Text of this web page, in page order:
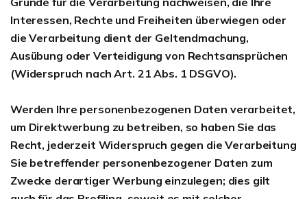
Interessen, Rechte und Freiheiten überwiegen oder
die Verarbeitung dient der Geltendmachung,
Ausübung oder Verteidigung von Rechtsansprüchen
(Widerspruch nach Art. 21 Abs. 1 DSGVO).
Werden Ihre personenbezogenen Daten verarbeitet,
um Direktwerbung zu betreiben, so haben Sie das
Recht, jederzeit Widerspruch gegen die Verarbeitung
Sie betreffender personenbezogener Daten zum
Zwecke derartiger Werbung einzulegen; dies gilt